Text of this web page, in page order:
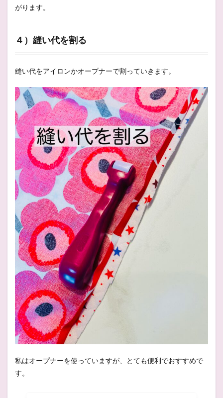
がります。
４）縫い代を割る
縫い代をアイロンかオープナーで割っていきます。
私はオープナーを使っていますが、とても便利でおすすめで
す。